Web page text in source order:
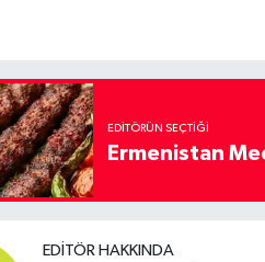
EDITÖRÜN SEÇTIĞI
Ermenistan
EDITÖR HAKKINDA